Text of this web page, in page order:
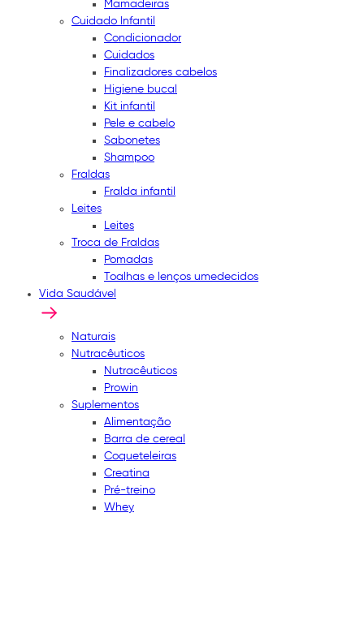
Mamadeiras
Cuidado Infantil
Condicionador
Cuidados
Finalizadores cabelos
Higiene bucal
Kit infantil
Pele e cabelo
Sabonetes
Shampoo
Fraldas
Fralda infantil
Leites
Leites
Troca de Fraldas
Pomadas
Toalhas e lenços umedecidos
Vida Saudável
Naturais
Nutracêuticos
Nutracêuticos
Prowin
Suplementos
Alimentação
Barra de cereal
Coqueteleiras
Creatina
Pré-treino
Whey